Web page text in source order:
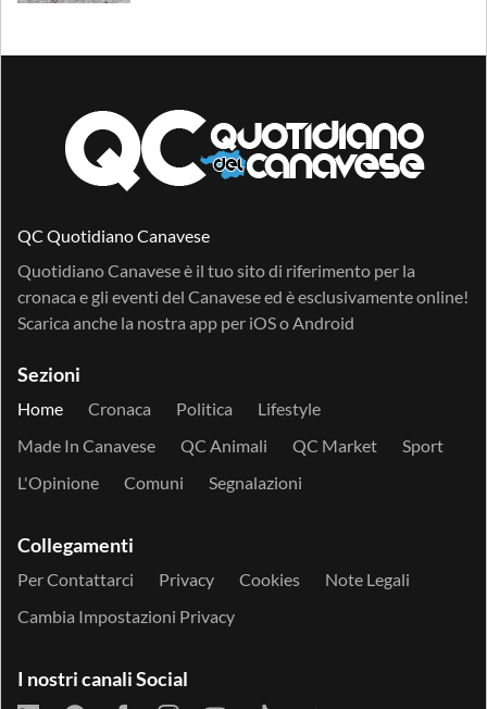
QC Quotidiano Canavese
Quotidiano Canavese è il tuo sito di riferimento per la
cronaca e gli eventi del Canavese ed è esclusivamente online!
Scarica anche la nostra app per iOSo Android
Sezioni
Home Cronaca Politica
Lifestyle
Made In Canavese
QC Animali QC Market
Sport
L'Opinione
Comuni Segnalazioni
Collegamenti
Per Contattarci Privacy Cookies
Note Legali
Cambia Impostazioni Privacy
I nostri canali Social